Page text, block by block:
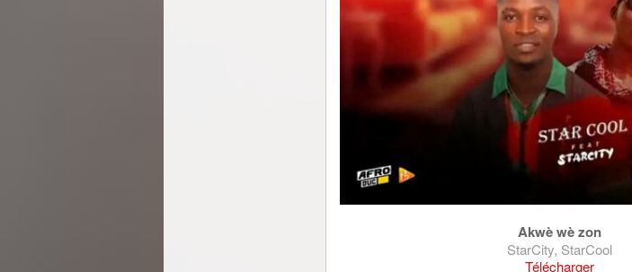
Akwè wè zon
StarCity, StarCool
Télécharger